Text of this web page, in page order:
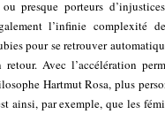
ou presque porteurs
l’infinie complexité
pour se retrouver
retour. Avec l’accélération
Hartmut Rosa, plus
ainsi, par exemple, que les